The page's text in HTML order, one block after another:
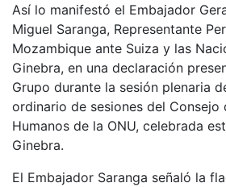
Así lo manifestó el Embajador
Miguel Saranga, Representante
Mozambique ante Suiza y las
Ginebra, en una declaración
Grupo durante la sesión plenaria
ordinario de sesiones del Consejo
Humanos de la ONU, celebrada
Ginebra.
El Embajador Saranga señaló la